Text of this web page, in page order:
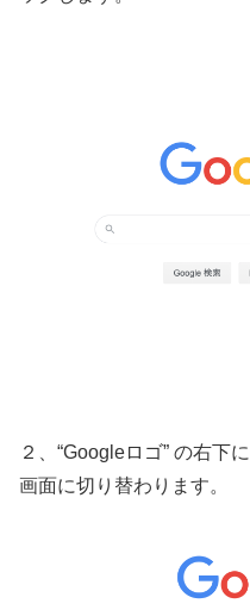
２、“Googleロゴ” の右下
画面に切り替わります。